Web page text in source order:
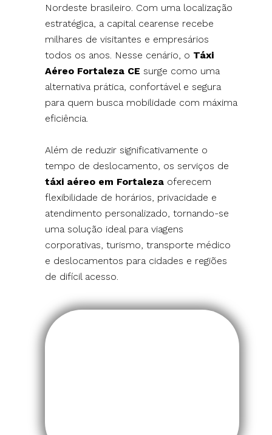
Nordeste brasileiro. Com uma localização
estratégica, a capital cearense recebe
milhares de visitantes e empresários
todos os anos. Nesse cenário, o Táxi
Aéreo Fortaleza CE surge como uma
alternativa prática, confortável e segura
para quem busca mobilidade com máxima
eficiência.
Além de reduzir significativamente o
tempo de deslocamento, os serviços de
táxi aéreo em Fortaleza oferecem
flexibilidade de horários, privacidade e
atendimento personalizado, tornando-se
uma solução ideal para viagens
corporativas, turismo, transporte médico
e deslocamentos para cidades e regiões
de difícil acesso.